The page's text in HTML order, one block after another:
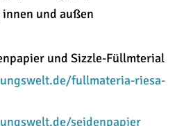
und außen
und Sizzle-Füllmterial
fullmateria-riesa-
seidenpapier